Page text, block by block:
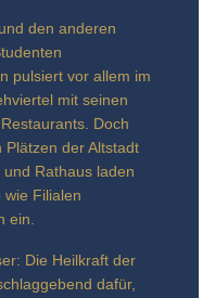
den anderen
pulsiert vor allem im
mit seinen
Doch
der Altstadt
Rathaus laden
Filialen
ein.
Die Heilkraft der
dafür,